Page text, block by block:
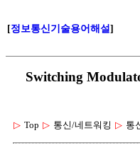
[정보통신기술용어해설]
Switching
▷ Top ▷ 통신/네트워킹 ▷ 통